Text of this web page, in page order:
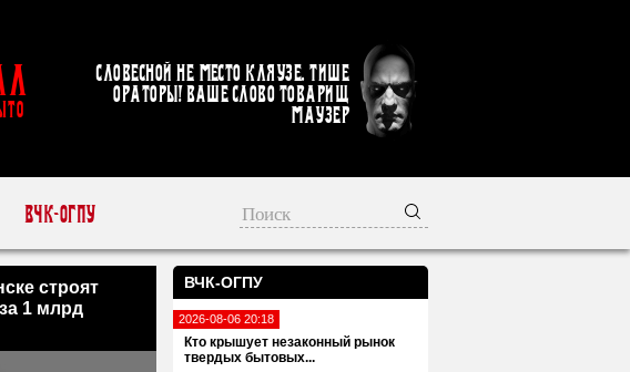
Словесной не место кляузе. Тише
ораторы! Ваше слово товарищ
Маузер
ВЧК-ОГПУ
ВЧК-ОГПУ
2026-08-06 20:18
Кто крышует незаконный рынок
твердых бытовых...
строят
1 млрд